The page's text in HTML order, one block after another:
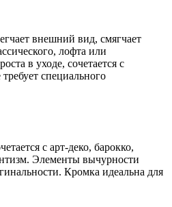
внешний вид, смягчает
лофта или
в уходе, сочетается с
специального
с арт-деко, барокко,
Элементы вычурности
Кромка идеальна для